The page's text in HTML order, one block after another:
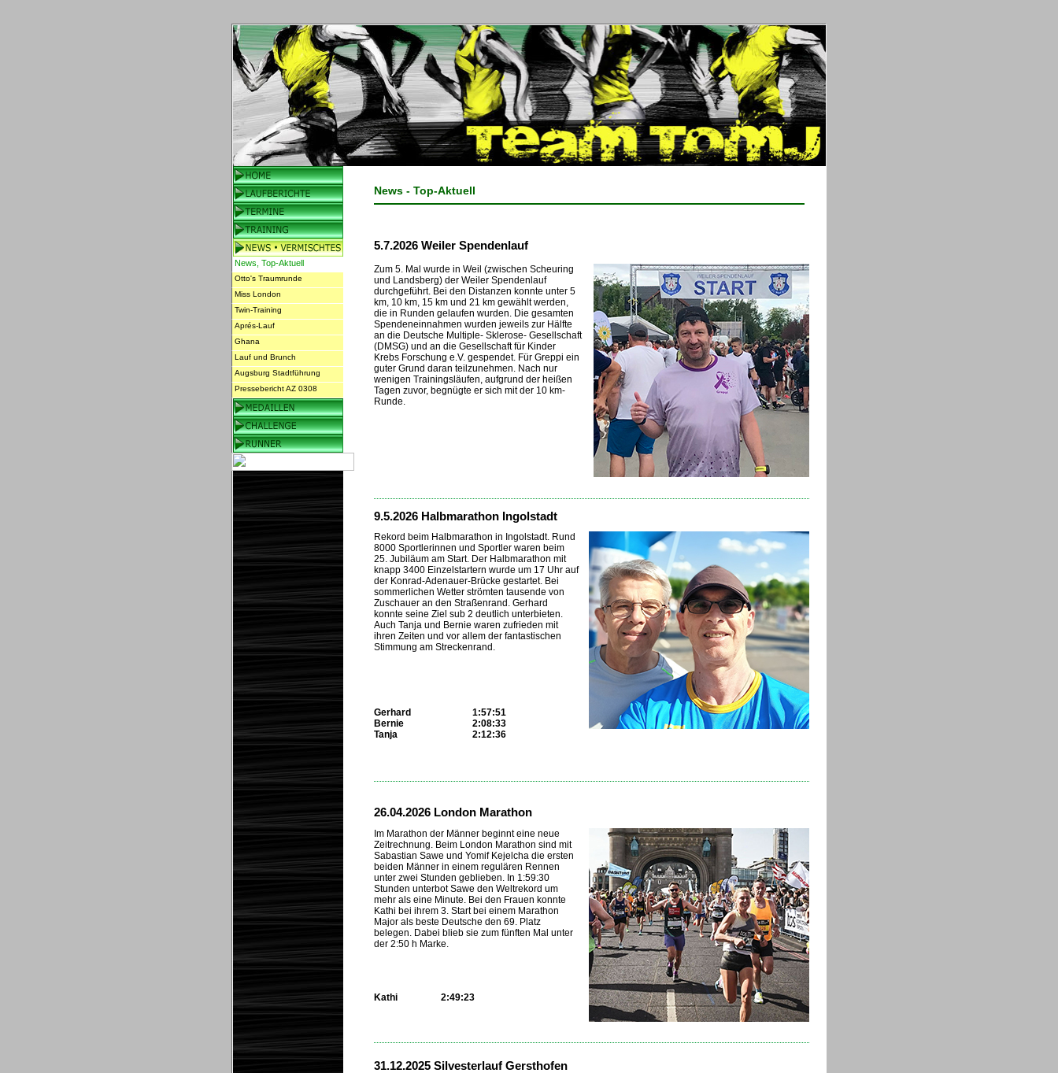
News - Top-Aktuell
News, Top-Aktuell
Otto's Traumrunde
Miss London
Twin-Training
Aprés-Lauf
Ghana
Lauf und Brunch
Augsburg Stadtführung
Pressebericht AZ 0308
5.7.2026 Weiler Spendenlauf
Zum 5. Mal wurde in Weil (zwischen Scheuring
und Landsberg) der Weiler Spendenlauf
durchgeführt. Bei den Distanzen konnte unter 5
km, 10 km, 15 km und 21 km gewählt werden,
die in Runden gelaufen wurden. Die gesamten
Spendeneinnahmen wurden jeweils zur Hälfte
an die Deutsche Multiple- Sklerose- Gesellschaft
(DMSG) und an die Gesellschaft für Kinder
Krebs Forschung e.V. gespendet. Für Greppi ein
guter Grund daran teilzunehmen. Nach nur
wenigen Trainingsläufen, aufgrund der heißen
Tagen zuvor, begnügte er sich mit der 10 km-
Runde.
9.5.2026 Halbmarathon Ingolstadt
Rekord beim Halbmarathon in Ingolstadt. Rund
8000 Sportlerinnen und Sportler waren beim
25. Jubiläum am Start. Der Halbmarathon mit
knapp 3400 Einzelstartern wurde um 17 Uhr auf
der Konrad-Adenauer-Brücke gestartet. Bei
sommerlichen Wetter strömten tausende von
Zuschauer an den Straßenrand. Gerhard
konnte seine Ziel sub 2 deutlich unterbieten.
Auch Tanja und Bernie waren zufrieden mit
ihren Zeiten und vor allem der fantastischen
Stimmung am Streckenrand.
Gerhard
Bernie
Tanja
1:57:51
2:08:33
2:12:36
26.04.2026 London Marathon
Im Marathon der Männer beginnt eine neue
Zeitrechnung. Beim London Marathon sind mit
Sabastian Sawe und Yomif Kejelcha die ersten
beiden Männer in einem regulären Rennen
unter zwei Stunden geblieben. In 1:59:30
Stunden unterbot Sawe den Weltrekord um
mehr als eine Minute. Bei den Frauen konnte
Kathi bei ihrem 3. Start bei einem Marathon
Major als beste Deutsche den 69. Platz
belegen. Dabei blieb sie zum fünften Mal unter
der 2:50 h Marke.
Kathi 2:49:23
31.12.2025 Silvesterlauf Gersthofen